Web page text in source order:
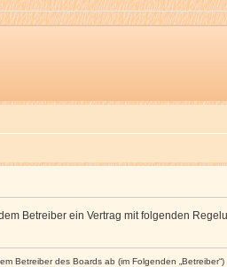
Betreiber ein Vertrag mit folgenden
Betreiber des Boards ab (im Folgenden